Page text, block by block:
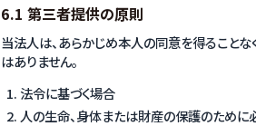
6.1 第三者提供の原則
当法人は、あらかじめ本人の同意を得ることな
はありません。
法令に基づく場合
人の生命、身体または財産の保護のため